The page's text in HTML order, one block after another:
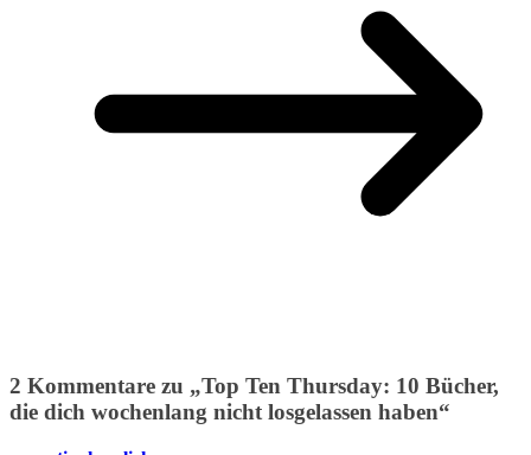
2 Kommentare zu „Top Ten Thursday: 10 Bücher,
die dich wochenlang nicht losgelassen haben“